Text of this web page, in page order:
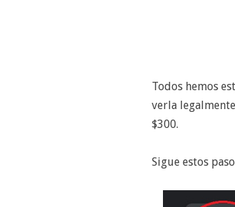
Todos hemos
verla
$300.
Sigue estos